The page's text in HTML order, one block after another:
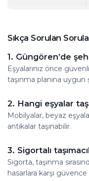
Sıkça Sorulan
1. Güngören’de
Eşyalarınız önce
taşınma planına uygun
2. Hangi eşyalar
Mobilyalar, beyaz
antikalar taşınabilir.
3. Sigortalı
Sigorta, taşınma
hasarlara karşı güvence